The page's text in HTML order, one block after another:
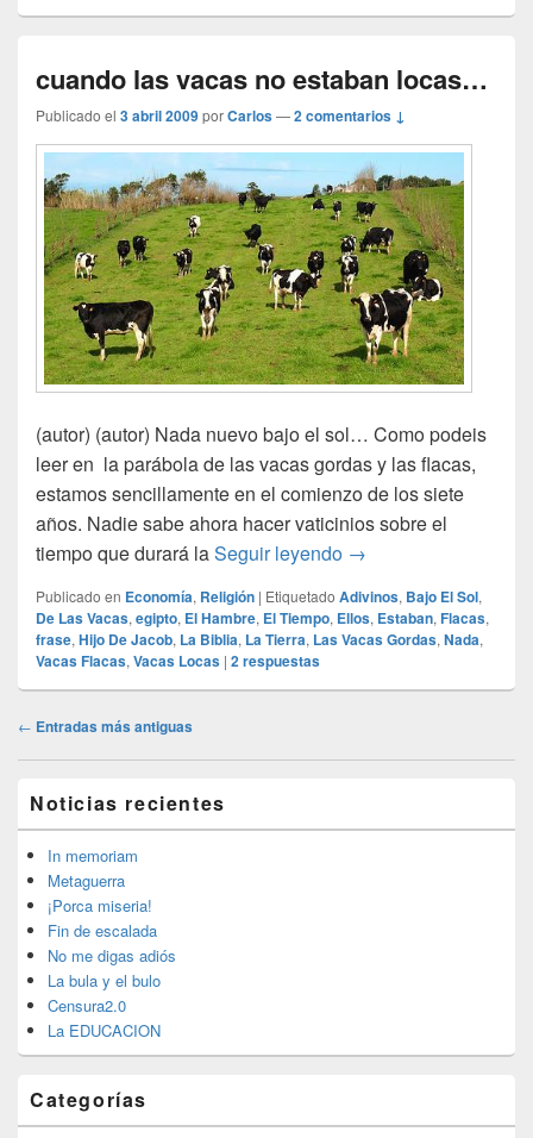
cuando las vacas no estaban locas…
Publicado el 3 abril 2009porCarlos—2 comentarios ↓
(autor) (autor) Nada nuevo bajo el sol… Como podeis
leer en la parábola de las vacas gordas y las flacas,
estamos sencillamente en el comienzo de los siete
años. Nadie sabe ahora hacer vaticinios sobre el
tiempo que durará laSeguir leyendo cuando las vacas
→
Publicado en Economía, Religión | Etiquetado Adivinos, Bajo El Sol,
De Las Vacas, egipto, El Hambre, El Tiempo, Ellos, Estaban, Flacas,
frase, Hijo De Jacob, La Biblia, La Tierra, Las Vacas Gordas, Nada,
Vacas Flacas, Vacas Locas | 2respuestas
Navegación
← Entradas más antiguas
área
de
widget
barra
lateral
primaria
Noticias recientes
In memoriam
Metaguerra
¡Porca miseria!
Fin de escalada
No me digas adiós
La bula y el bulo
Censura2.0
La EDUCACION
Categorías